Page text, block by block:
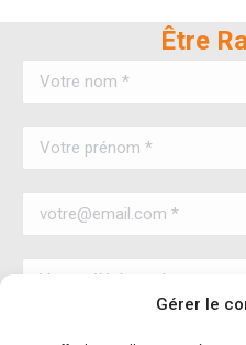
Gérer le
Être